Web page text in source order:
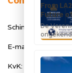
From
Future
De
Schimmelt 40,
E-mail:
KvK: 50334905